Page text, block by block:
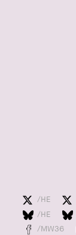
/HE
/HE
/MW36